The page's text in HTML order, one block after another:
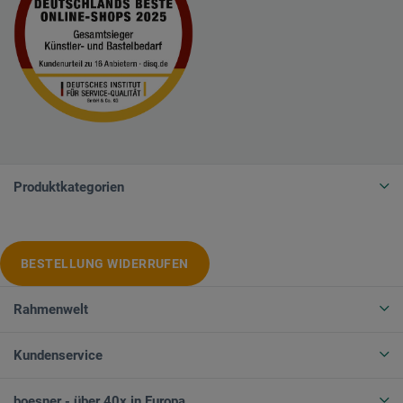
Produktkategorien
BESTELLUNG WIDERRUFEN
Rahmenwelt
Kundenservice